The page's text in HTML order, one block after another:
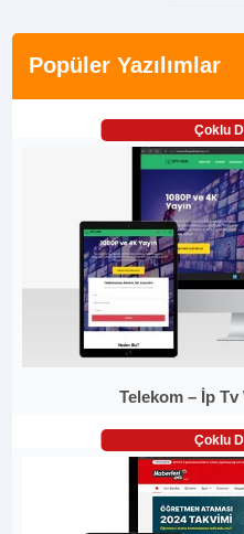
Popüler Yazılımlar
Çoklu
Telekom – İp
Çoklu